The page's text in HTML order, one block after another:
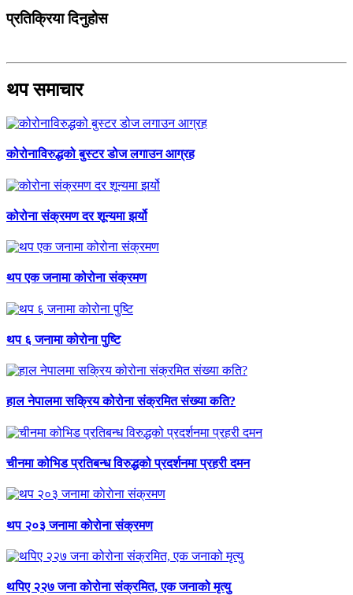
प्रतिक्रिया दिनुहोस
थप समाचार
कोरोनाविरुद्धको बुस्टर डोज लगाउन आग्रह
कोरोना संक्रमण दर शून्यमा झर्यो
थप एक जनामा कोरोना संक्रमण
थप ६ जनामा कोरोना पुष्टि
हाल नेपालमा सक्रिय कोरोना संक्रमित संख्या कति?
चीनमा कोभिड प्रतिबन्ध विरुद्धको प्रदर्शनमा प्रहरी दमन
थप २०३ जनामा काेराेना संक्रमण
थपिए २२७ जना कोरोना संक्रमित, एक जनाको मृत्यु